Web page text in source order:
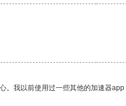
我以前使用过一些其他的加速器